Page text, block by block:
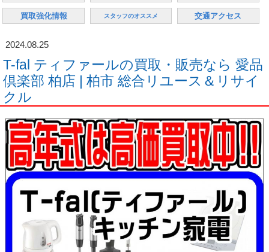
買取強化情報 スタッフのオススメ 交通アクセス
2024.08.25
T-fal ティファールの買取・販売なら 愛品
倶楽部 柏店 | 柏市 総合リユース＆リサイ
クル